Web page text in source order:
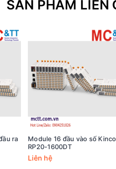
SẢN PHẨM LIÊN
ra
Module 16 đầu vào số Kinco
RP20-1600DT
Liên hệ